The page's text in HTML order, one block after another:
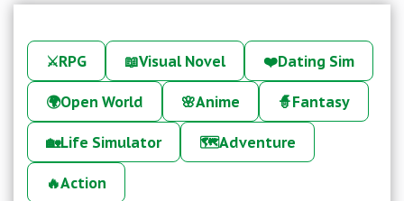
⚔️RPG 📖Visual Novel ❤️Dating Sim
🌍Open World 🌸Anime 🧙Fantasy
🏡Life Simulator 🗺️Adventure
🔥Action